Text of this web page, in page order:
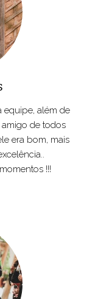
equipe, além de
de todos
era bom, mais
!!!